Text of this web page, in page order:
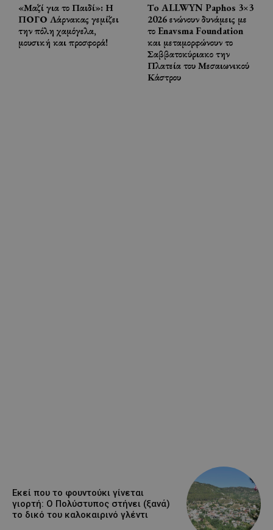
«Μαζί για το Παιδί»: Η
ΠΟΓΟ Λάρνακας γεμίζει
την πόλη χαμόγελα,
μουσική και προσφορά!
Τo ALLWYN Paphos 3×3
2026 ενώνουν δυνάμεις με
το Enavsma Foundation
και μεταμορφώνουν το
Σαββατοκύριακο την
Πλατεία του Μεσαιωνικού
Κάστρου
Εκεί που το φουντούκι γίνεται
γιορτή: Ο Πολύστυπος στήνει (ξανά)
το δικό του καλοκαιρινό γλέντι